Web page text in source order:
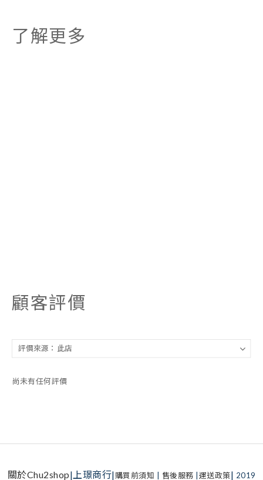
了解更多
顧客評價
尚未有任何評價
關於Chu2shop|上璟商行|購買前須知 售後服務 運送政策| 2019